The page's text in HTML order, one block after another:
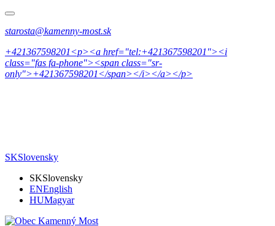
starosta@kamenny-most.sk
+421367598201<p><a href="tel:+421367598201"><i
class="fas fa-phone"><span class="sr-
only">+421367598201</span></i></a></p>
SKSlovensky
SKSlovensky
ENEnglish
HUMagyar